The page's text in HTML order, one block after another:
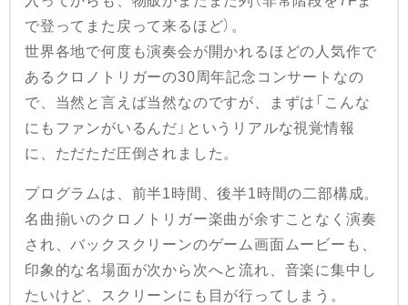
で登ってまた戻って来るほど）。
世界各地で何度も演奏会が開かれるほどの人気作で
あるクロノトリガーの30周年記念コンサートなの
で、当然と言えば当然なのですが、まずは「こんな
にもファンがいるんだ」というリアルな視覚情報
に、ただただ圧倒されました。
プログラムは、前半1時間、後半1時間の二部構成。
名曲揃いのクロノトリガー楽曲が余すことなく演奏
され、バックスクリーンのゲーム画面ムービーも、
印象的な名場面が次から次へと流れ、音楽に集中し
たいけど、スクリーンにも目が行ってしまう。